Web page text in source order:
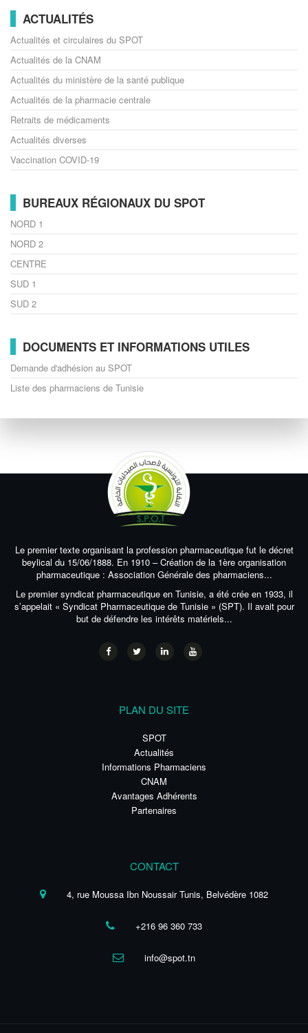
ACTUALITÉS
Actualités et circulaires du SPOT
Actualités de la CNAM
Actualités du ministère de la santé publique
Actualités de la pharmacie centrale
Retraits de médicaments
Actualités diverses
Vaccination COVID-19
BUREAUX RÉGIONAUX DU SPOT
NORD 1
NORD 2
CENTRE
SUD 1
SUD 2
DOCUMENTS ET INFORMATIONS UTILES
Demande d'adhésion au SPOT
Liste des pharmaciens de Tunisie
Le premier texte organisant la profession pharmaceutique fut le décret
beylical du 15/06/1888. En 1910 – Création de la 1ère organisation
pharmaceutique : Association Générale des pharmaciens...
Le premier syndicat pharmaceutique en Tunisie, a été crée en 1933, il
s’appelait « Syndicat Pharmaceutique de Tunisie » (SPT). Il avait pour
but de défendre les intérêts matériels...
PLAN DU SITE
SPOT
Actualités
Informations Pharmaciens
CNAM
Avantages Adhérents
Partenaires
CONTACT
4, rue Moussa Ibn Noussair Tunis, Belvédère 1082
+216 96 360 733
info@spot.tn